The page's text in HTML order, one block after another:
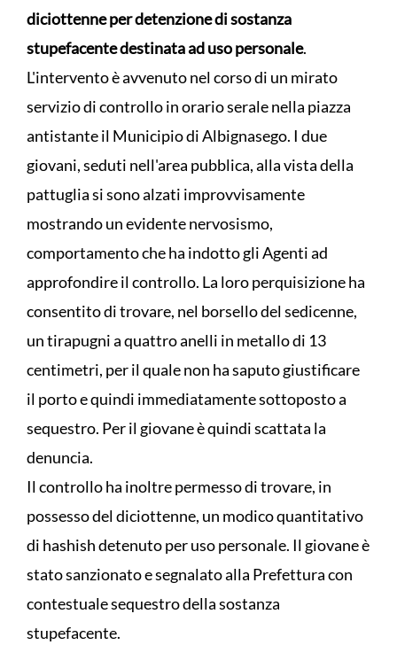
diciottenne per detenzione di sostanza
stupefacente destinata ad uso personale.
L'intervento è avvenuto nel corso di un mirato
servizio di controllo in orario serale nella piazza
antistante il Municipio di Albignasego. I due
giovani, seduti nell'area pubblica, alla vista della
pattuglia si sono alzati improvvisamente
mostrando un evidente nervosismo,
comportamento che ha indotto gli Agenti ad
approfondire il controllo. La loro perquisizione ha
consentito di trovare, nel borsello del sedicenne,
un tirapugni a quattro anelli in metallo di 13
centimetri, per il quale non ha saputo giustificare
il porto e quindi immediatamente sottoposto a
sequestro. Per il giovane è quindi scattata la
denuncia.
Il controllo ha inoltre permesso di trovare, in
possesso del diciottenne, un modico quantitativo
di hashish detenuto per uso personale. Il giovane è
stato sanzionato e segnalato alla Prefettura con
contestuale sequestro della sostanza
stupefacente.